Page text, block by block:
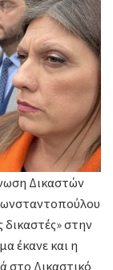
Δικαστών
δικαστές» στην
έκανε και η
στο Δικαστικό